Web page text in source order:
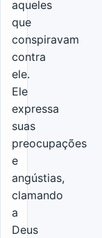
aqueles
que
conspiravam
contra
ele.
Ele
expressa
suas
preocupações
e
angústias,
clamando
a
Deus